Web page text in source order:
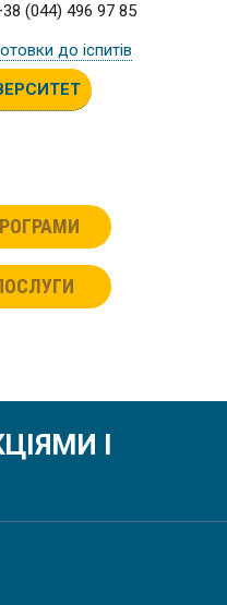
(044) 496 97 85
до іспитів
І